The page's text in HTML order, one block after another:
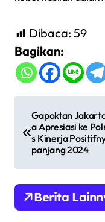
Dibaca: 59
Bagikan:
i
g
a
Gapoktan
a Apresiasi ke
s Kinerja
panjang 2024
Berita